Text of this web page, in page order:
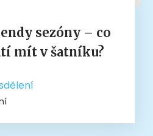
sezóny – co
mít v šatníku?